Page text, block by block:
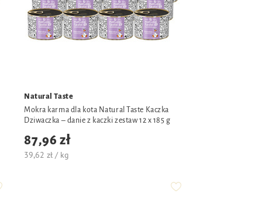
Natural Taste
Mokra karma dla kota Natural Taste Kaczka
Dziwaczka – danie z kaczki zestaw 12 x 185 g
87,96 zł
39,62 zł / kg